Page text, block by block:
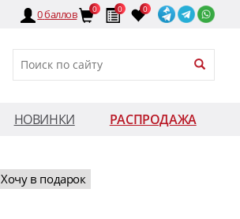
0баллов 0 0 0
НОВИНКИ
РАСПРОДАЖА
Хочу в подарок